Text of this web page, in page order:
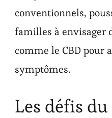
conventionnels,
familles à envisager
comme le CBD pour
symptômes.
Les défis